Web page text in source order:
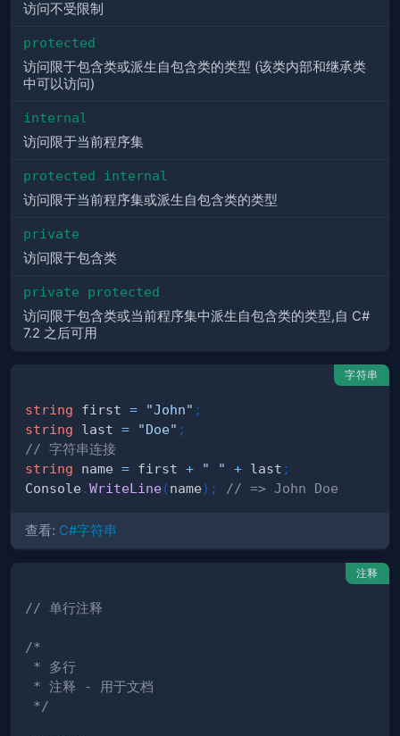
访问不受限制
protected
访问限于包含类或派生自包含类的类型 (该类内部和继承类
中可以访问)
internal
访问限于当前程序集
protected internal
访问限于当前程序集或派生自包含类的类型
private
访问限于包含类
private protected
访问限于包含类或当前程序集中派生自包含类的类型,自 C#
7.2 之后可用
字符串
string first = "John" ;
string last = "Doe" ;
// 字符串连接
string name = first + " " + last ;
Console .WriteLine(name) ; // => John Doe
查看: C#字符串
注释
// 单行注释
*/